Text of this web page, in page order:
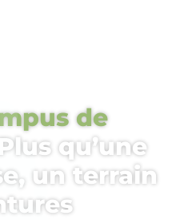
de
qu’une
un terrain